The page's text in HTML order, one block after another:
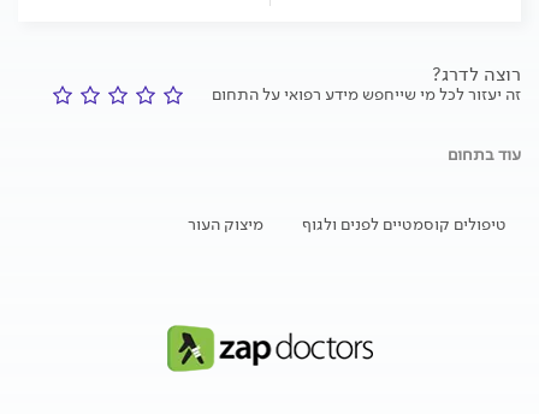
רוצה לדרג?
זה יעזור לכל מי שייחפש מידע רפואי על התחום
עוד בתחום
טיפולים קוסמטיים לפנים ולגוף מיצוק העור